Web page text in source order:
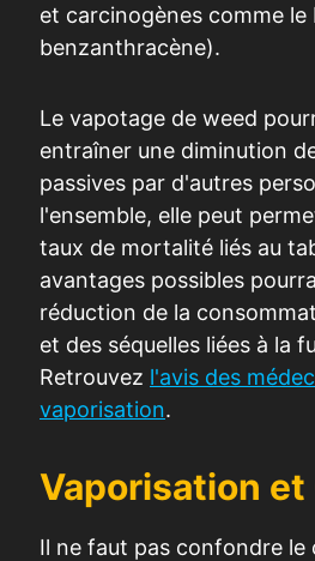
et carcinogènes comme
benzanthracène).
Le vapotage de weed
entraîner une diminution
passives par d'autres
l'ensemble, elle peut
taux de mortalité liés au
avantages possibles
réduction de la
et des séquelles liées à la
Retrouvez l'avis des
vaporisation.
Vaporisation et
Il ne faut pas confondre le